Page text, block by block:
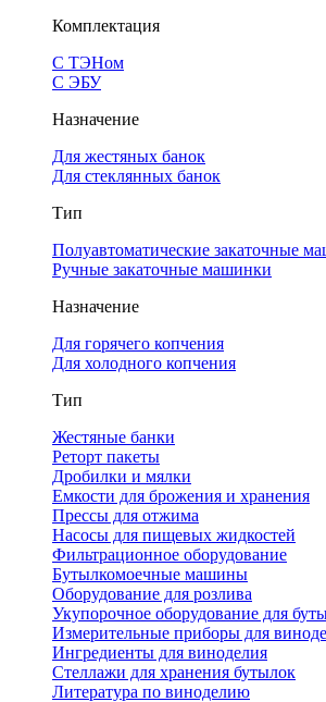
Комплектация
С ТЭНом
С ЭБУ
Назначение
Для жестяных банок
Для стеклянных банок
Тип
Полуавтоматические закаточные
Ручные закаточные машинки
Назначение
Для горячего копчения
Для холодного копчения
Тип
Жестяные банки
Реторт пакеты
Дробилки и мялки
Емкости для брожения и хранения
Прессы для отжима
Насосы для пищевых жидкостей
Фильтрационное оборудование
Бутылкомоечные машины
Оборудование для розлива
Укупорочное оборудование для
Измерительные приборы для
Ингредиенты для виноделия
Стеллажи для хранения бутылок
Литература по виноделию